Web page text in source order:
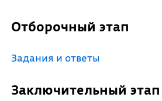
Отборочный этап
Задания и ответы
Заключительный этап